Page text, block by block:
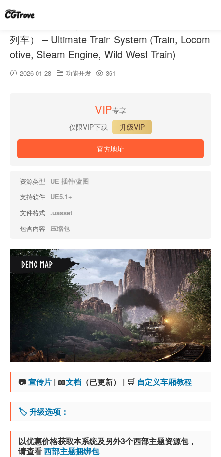
列车） – Ultimate Train System (Train, Locom
otive, Steam Engine, Wild West Train)
2026-01-28 功能开发 361
VIP专享
仅限VIP下载
升级VIP
官方地址
资源类型
UE 插件/蓝图
支持软件 UE5.1+
文件格式 .uasset
包含内容
压缩包
📷宣传片 | 📖文档 （已更新） | 🛒 自定义车厢教程
🏷️ 升级选项：
以优惠价格获取本系统及另外3个西部主题资源包，
请查看西部主题捆绑包